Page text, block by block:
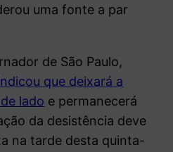
uma fonte a par
de São Paulo,
que deixará a
lado e permanecerá
da desistência deve
na tarde desta quinta-